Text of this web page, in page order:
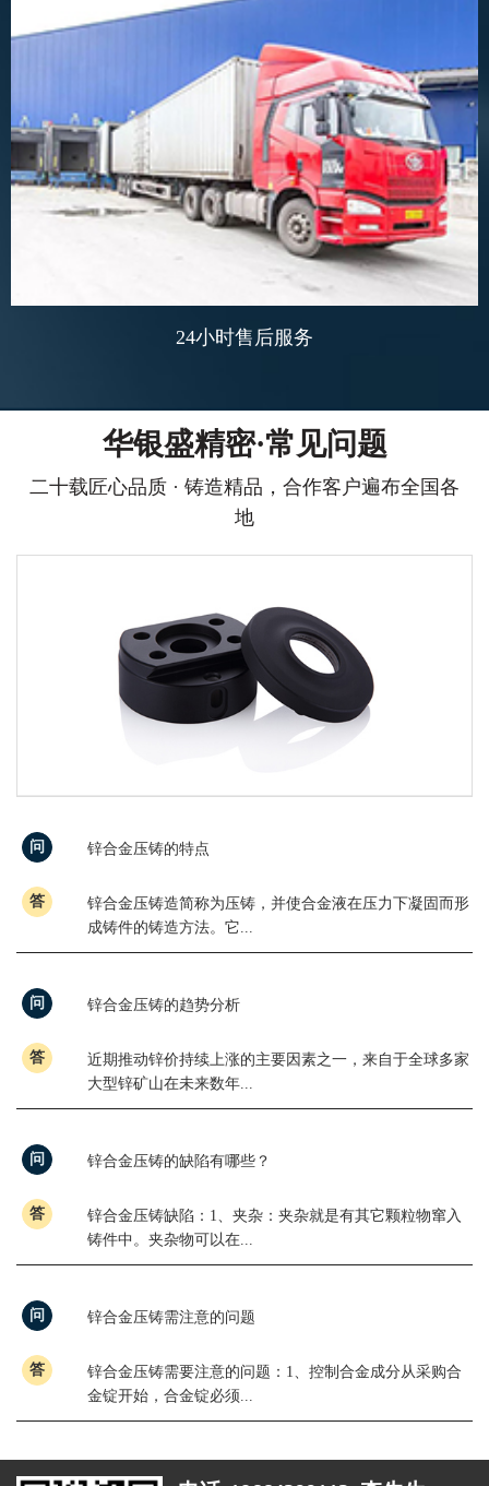
24小时售后服务
华银盛精密·常见问题
二十载匠心品质 · 铸造精品，合作客户遍布全国各
地
问 锌合金压铸的特点
答
锌合金压铸造简称为压铸，并使合金液在压力下凝固而形
成铸件的铸造方法。它...
问 锌合金压铸的趋势分析
答
近期推动锌价持续上涨的主要因素之一，来自于全球多家
大型锌矿山在未来数年...
问 锌合金压铸的缺陷有哪些？
答
锌合金压铸缺陷：1、夹杂：夹杂就是有其它颗粒物窜入
铸件中。夹杂物可以在...
问 锌合金压铸需注意的问题
答
锌合金压铸需要注意的问题：1、控制合金成分从采购合
金锭开始，合金锭必须...